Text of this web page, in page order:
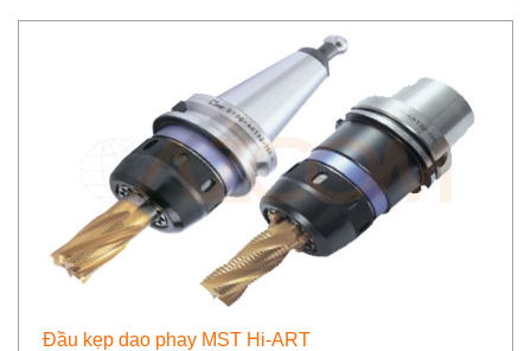
Đầu kẹp dao phay MST Hi-ART